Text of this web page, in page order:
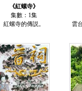
《紅螺寺》
集數：1集
紅螺寺的傳説。
雲